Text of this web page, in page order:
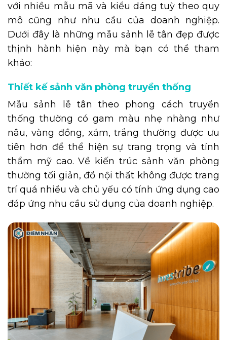
với nhiều mẫu mã và kiểu dáng tuỳ theo quy
mô cũng như nhu cầu của doanh nghiệp.
Dưới đây là những mẫu sảnh lễ tân đẹp được
thịnh hành hiện này mà bạn có thể tham
khảo:
Thiết kế sảnh văn phòng truyền thống
Mẫu sảnh lễ tân theo phong cách truyền
thống thường có gam màu nhẹ nhàng như
nâu, vàng đồng, xám, trắng thường được ưu
tiên hơn để thể hiện sự trang trọng và tính
thẩm mỹ cao. Về kiến trúc sảnh văn phòng
thường tối giản, đồ nội thất không được trang
trí quá nhiều và chủ yếu có tính ứng dụng cao
đáp ứng nhu cầu sử dụng của doanh nghiệp.